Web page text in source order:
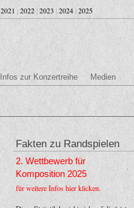
2021 | 2022 | 2023 |2024 | 2025
Infos zur Konzertreihe Medien
Fakten zu Randspielen
2. Wettbewerb für
Komposition 2025
für weitere Infos hier klicken.